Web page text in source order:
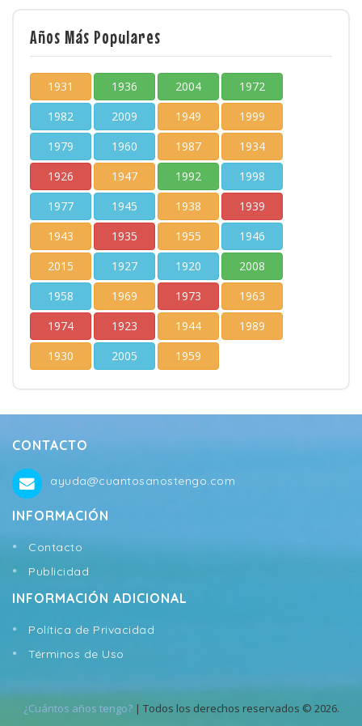
Años Más Populares
1931 1936 2004
1972
1982
2009 1949
1999
1979
1960 1987
1934
1926
1947 1992
1998
1977
1945 1938
1939
1943
1935 1955
1946
2015
1927 1920
2008
1958
1969 1973
1963
1974
1923 1944
1989
1930
2005 1959
CONTACTO
ayuda@cuantosanostengo.com
INFORMACIÓN
Contacto
Publicidad
INFORMACIÓN ADICIONAL
Política de Privacidad
Términos de Uso
¿Cuántos años tengo?| Todos los derechos reservados © 2026.